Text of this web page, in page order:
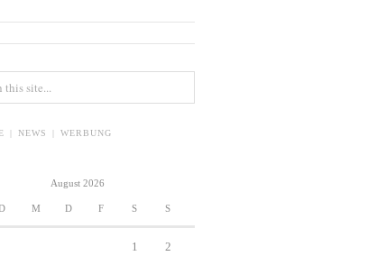
| NEWS | WERBUNG
August 2026
M D F S S
1 2